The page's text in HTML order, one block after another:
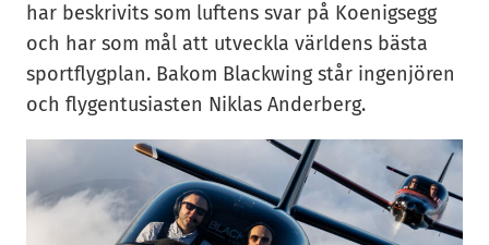
har beskrivits som luftens svar på Koenigsegg
och har som mål att utveckla världens bästa
sportflygplan. Bakom Blackwing står ingenjören
och flygentusiasten Niklas Anderberg.